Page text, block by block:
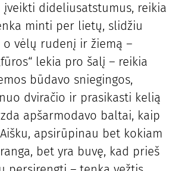
įveikti dideliusatstumus, reikia
minti per lietų, slidžiu
o vėlų rudenį ir žiemą –
lekia pro šalį – reikia
būdavo sniegingos,
dviračio ir prasikasti kelią
apšarmodavo baltai, kaip
apsirūpinau bet kokiam
bet yra buvę, kad prieš